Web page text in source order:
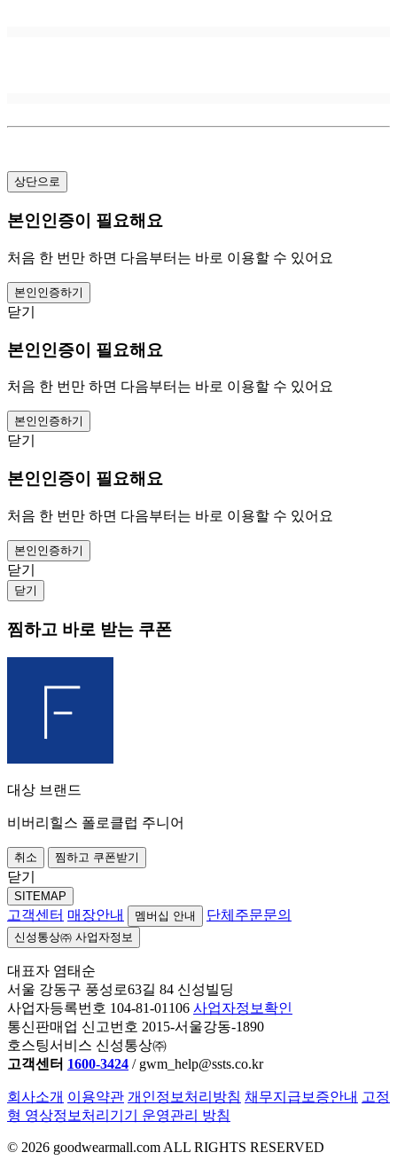
상단으로
본인인증이 필요해요
처음 한 번만 하면 다음부터는 바로 이용할 수 있어요
본인인증하기
닫기
본인인증이 필요해요
처음 한 번만 하면 다음부터는 바로 이용할 수 있어요
본인인증하기
닫기
본인인증이 필요해요
처음 한 번만 하면 다음부터는 바로 이용할 수 있어요
본인인증하기
닫기
닫기
찜하고 바로 받는 쿠폰
대상 브랜드
비버리힐스 폴로클럽 주니어
취소 찜하고 쿠폰받기
닫기
SITEMAP
고객센터 매장안내 멤버십 안내 단체주문문의
신성통상㈜ 사업자정보
대표자 염태순
서울 강동구 풍성로63길 84 신성빌딩
사업자등록번호 104-81-01106 사업자정보확인
통신판매업 신고번호 2015-서울강동-1890
호스팅서비스 신성통상㈜
고객센터 1600-3424 / gwm_help@ssts.co.kr
회사소개 이용약관 개인정보처리방침 채무지급보증안내 고정
형 영상정보처리기기 운영관리 방침
© 2026 goodwearmall.com ALL RIGHTS RESERVED